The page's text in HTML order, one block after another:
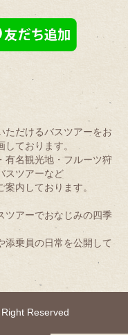
ただけるバスツアーをお
ております。
有名観光地・フルーツ狩
スツアーなど
内しております。
ツアーでおなじみの四季
添乗員の日常を公開して
Reserved